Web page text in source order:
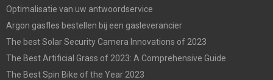
Optimalisatie van uw antwoordservice
Argon gasfles bestellen bij een gasleverancier
The best Solar Security Camera Innovations of 2023
The Best Artificial Grass of 2023: A Comprehensive Guide
The Best Spin Bike of the Year 2023